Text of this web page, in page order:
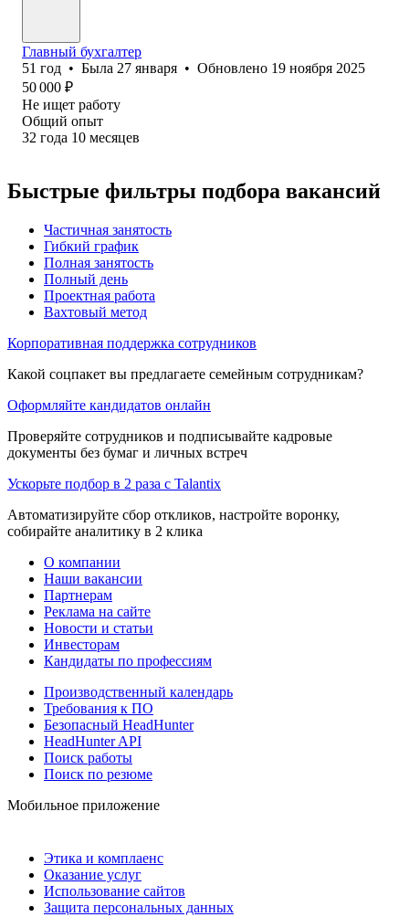
Главный бухгалтер
51 год • Была 27 января • Обновлено 19 ноября 2025
50 000 ₽
Не ищет работу
Общий опыт
32 года 10 месяцев
Быстрые фильтры подбора вакансий
Частичная занятость
Гибкий график
Полная занятость
Полный день
Проектная работа
Вахтовый метод
Корпоративная поддержка сотрудников
Какой соцпакет вы предлагаете семейным сотрудникам?
Оформляйте кандидатов онлайн
Проверяйте сотрудников и подписывайте кадровые
документы без бумаг и личных встреч
Ускорьте подбор в 2 раза с Talantix
Автоматизируйте сбор откликов, настройте воронку,
собирайте аналитику в 2 клика
О компании
Наши вакансии
Партнерам
Реклама на сайте
Новости и статьи
Инвесторам
Кандидаты по профессиям
Производственный календарь
Требования к ПО
Безопасный HeadHunter
HeadHunter API
Поиск работы
Поиск по резюме
Мобильное приложение
Этика и комплаенс
Оказание услуг
Использование сайтов
Защита персональных данных